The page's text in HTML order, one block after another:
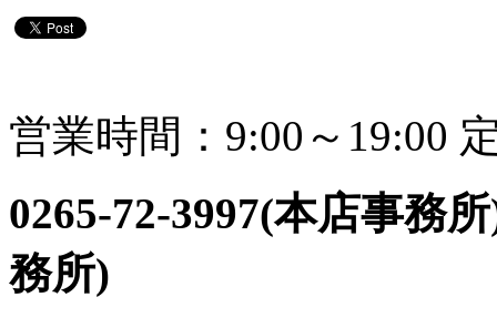
営業時間：9:00～19:00
0265-72-3997(本店事務
務所)